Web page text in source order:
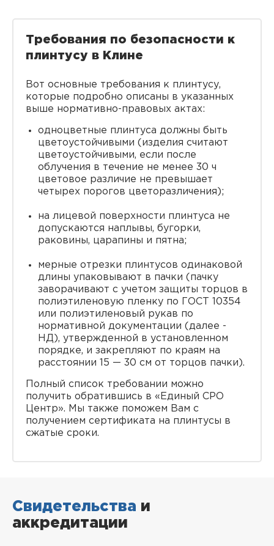
Требования по безопасности к
плинтусу в Клине
Вот основные требования к плинтусу,
которые подробно описаны в указанных
выше нормативно-правовых актах:
одноцветные плинтуса должны быть
цветоустойчивыми (изделия считают
цветоустойчивыми, если после
облучения в течение не менее 30 ч
цветовое различие не превышает
четырех порогов цветоразличения);
на лицевой поверхности плинтуса не
допускаются наплывы, бугорки,
раковины, царапины и пятна;
мерные отрезки плинтусов одинаковой
длины упаковывают в пачки (пачку
заворачивают с учетом защиты торцов в
полиэтиленовую пленку по ГОСТ 10354
или полиэтиленовый рукав по
нормативной документации (далее -
НД), утвержденной в установленном
порядке, и закрепляют по краям на
расстоянии 15 — 30 см от торцов пачки).
Полный список требовании можно
получить обратившись в «Единый СРО
Центр». Мы также поможем Вам с
получением сертификата на плинтусы в
сжатые сроки.
Свидетельства и
аккредитации